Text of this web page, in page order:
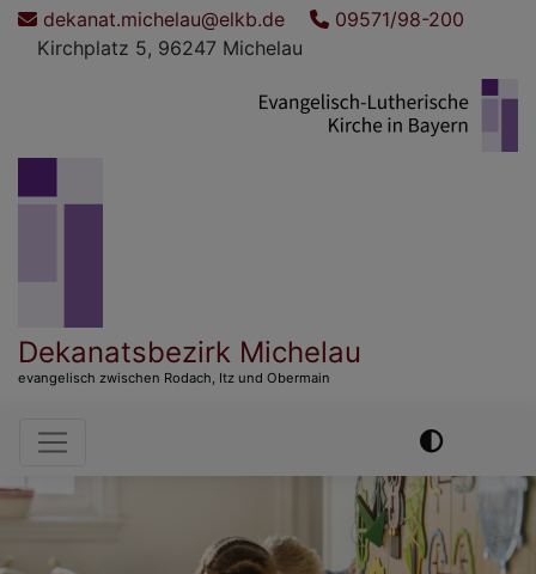
Direktdekanat.michelau@elkb.de
09571/98-200
Kirchplatz 5, 96247 Michelau
Dekanatsbezirk Michelau
evangelisch zwischen Rodach, Itz und Obermain
Hauptnavigation